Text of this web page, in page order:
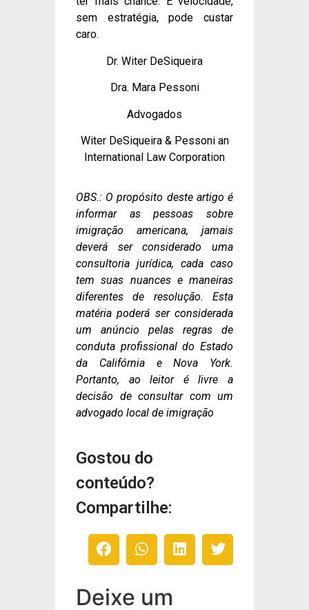
sem estratégia, pode custar
caro.
Dr. Witer DeSiqueira
Dra. Mara Pessoni
Advogados
Witer DeSiqueira & Pessoni an
International Law Corporation
OBS.: O propósito deste artigo é
informar as pessoas sobre
imigração americana, jamais
deverá ser considerado uma
consultoria jurídica, cada caso
tem suas nuances e maneiras
diferentes de resolução. Esta
matéria poderá ser considerada
um anúncio pelas regras de
conduta profissional do Estado
da Califórnia e Nova York.
Portanto, ao leitor é livre a
decisão de consultar com um
advogado local de imigração
Gostou do
conteúdo?
Compartilhe:
Deixe um